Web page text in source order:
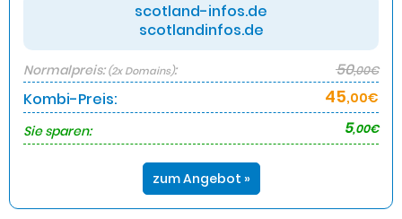
scotland-infos.de
scotlandinfos.de
Normalpreis:(2x Domains): 50,00€
Kombi-Preis: 45,00€
Sie sparen:
5,00€
zum Angebot »